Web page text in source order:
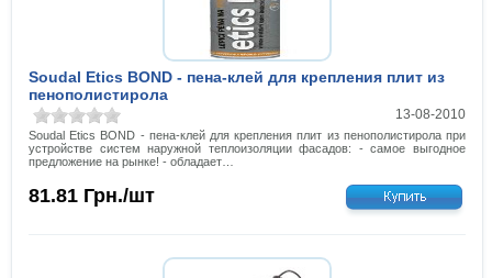
Soudal Etics BOND - пена-клей для крепления плит из
пенополистирола
13-08-2010
Soudal Etics BOND - пена-клей для крепления плит из пенополистирола при
устройстве систем наружной теплоизоляции фасадов: - самое выгодное
предложение на рынке! - обладает…
81.81 Грн./шт